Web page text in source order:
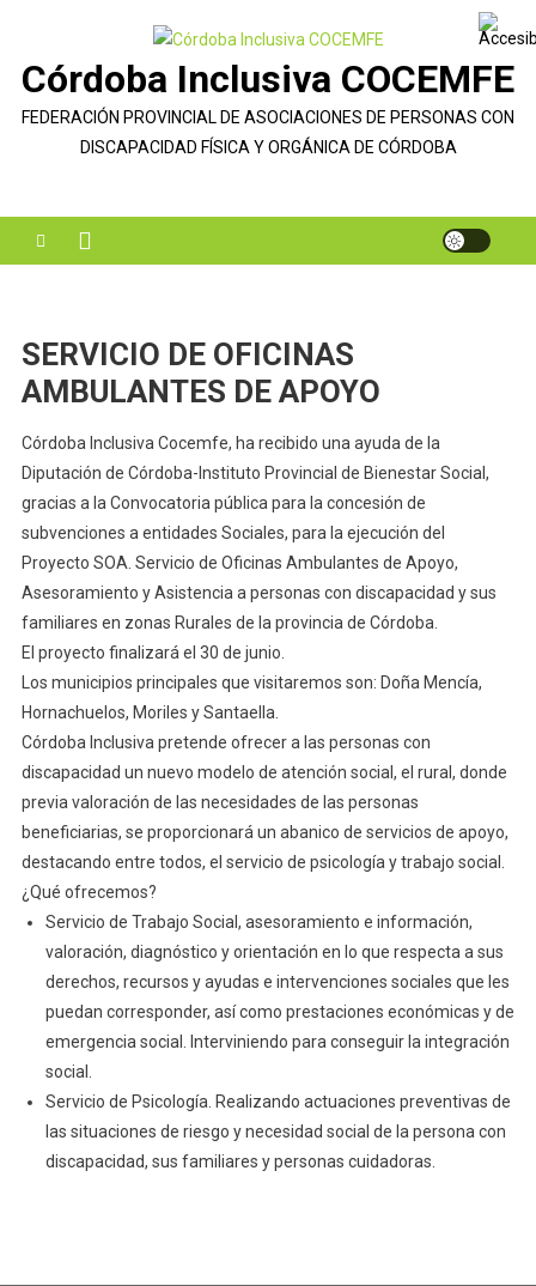
contenido
Córdoba Inclusiva COCEMFE
FEDERACIÓN PROVINCIAL DE ASOCIACIONES DE PERSONAS CON
DISCAPACIDAD FÍSICA Y ORGÁNICA DE CÓRDOBA
SERVICIO DE OFICINAS
AMBULANTES DE APOYO
Córdoba Inclusiva Cocemfe, ha recibido una ayuda de la
Diputación de Córdoba-Instituto Provincial de Bienestar Social,
gracias a la Convocatoria pública para la concesión de
subvenciones a entidades Sociales, para la ejecución del
Proyecto SOA. Servicio de Oficinas Ambulantes de Apoyo,
Asesoramiento y Asistencia a personas con discapacidad y sus
familiares en zonas Rurales de la provincia de Córdoba.
El proyecto finalizará el 30 de junio.
Los municipios principales que visitaremos son: Doña Mencía,
Hornachuelos, Moriles y Santaella.
Córdoba Inclusiva pretende ofrecer a las personas con
discapacidad un nuevo modelo de atención social, el rural, donde
previa valoración de las necesidades de las personas
beneficiarias, se proporcionará un abanico de servicios de apoyo,
destacando entre todos, el servicio de psicología y trabajo social.
¿Qué ofrecemos?
Servicio de Trabajo Social, asesoramiento e información,
valoración, diagnóstico y orientación en lo que respecta a sus
derechos, recursos y ayudas e intervenciones sociales que les
puedan corresponder, así como prestaciones económicas y de
emergencia social. Interviniendo para conseguir la integración
social.
Servicio de Psicología. Realizando actuaciones preventivas de
las situaciones de riesgo y necesidad social de la persona con
discapacidad, sus familiares y personas cuidadoras.